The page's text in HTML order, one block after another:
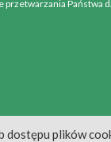
przetwarzania Państwa
dostępu plików